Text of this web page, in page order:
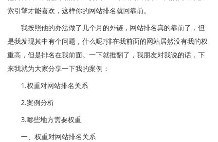
索引擎才能喜欢，这样你的网站排名就回靠前。
我按照他的办法做了几个月的外链，网站排名真的靠前了，但
是我发现其中有个问题，什么呢?排在我前面的网站居然没有我的权
重高，但是排名在我前面。一下就推翻了，我朋友对我说的话，下
来我就为大家分享一下我的案例：
1.权重对网站排名关系
2.案例分析
3.哪些地方需要权重
一、权重对网站排名关系